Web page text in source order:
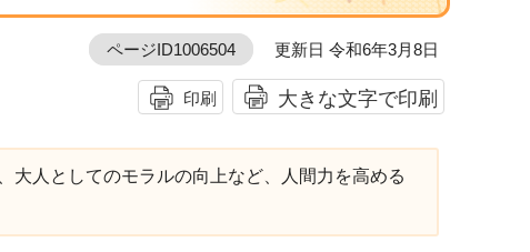
ページID1006504 更新日 令和6年3月8日
印刷 大きな文字で印刷
大人としてのモラルの向上など、人間力を高める